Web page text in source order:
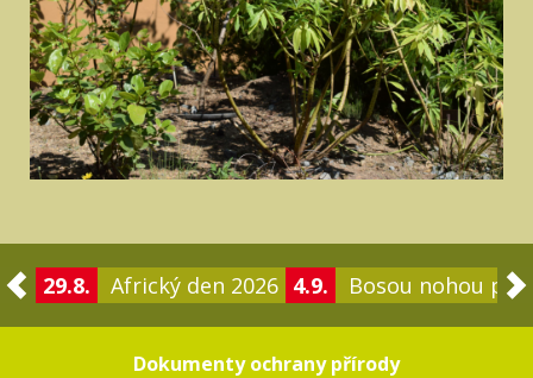
29.8. Africký den 2026 4.9. Bosou nohou po
Dokumenty ochrany přírody